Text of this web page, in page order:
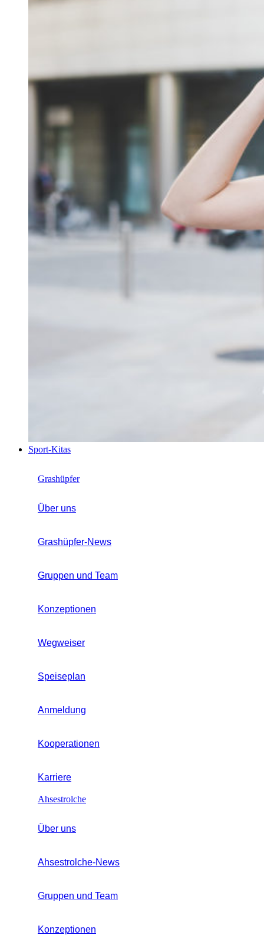
Sport-Kitas
Grashüpfer
Über uns
Grashüpfer-News
Gruppen und Team
Konzeptionen
Wegweiser
Speiseplan
Anmeldung
Kooperationen
Karriere
Ahsestrolche
Über uns
Ahsestrolche-News
Gruppen und Team
Konzeptionen